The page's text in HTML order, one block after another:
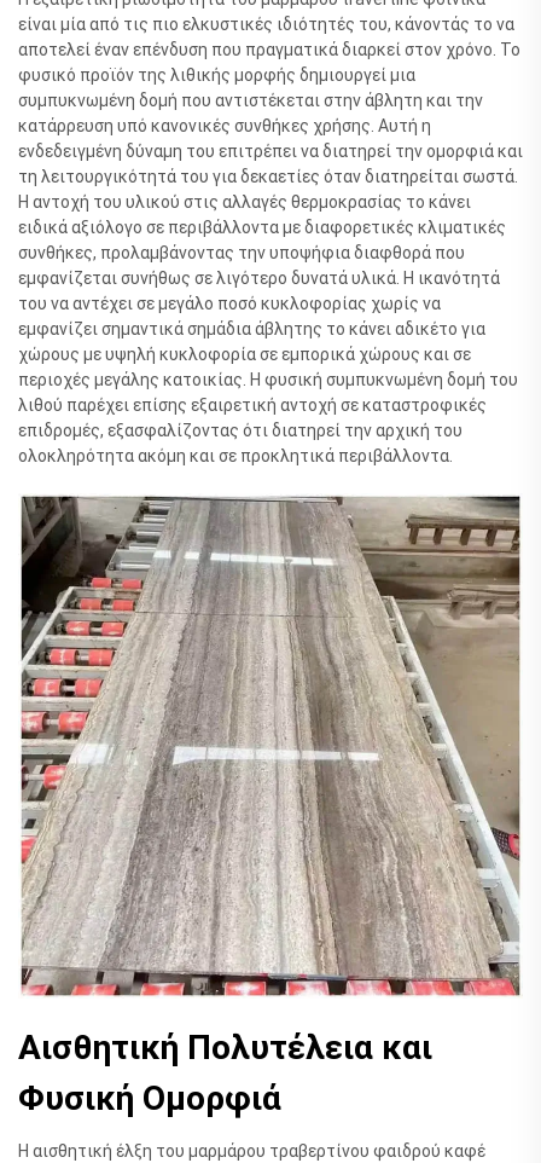
είναι μία από τις πιο ελκυστικές ιδιότητές του, κάνοντάς το να
αποτελεί έναν επένδυση που πραγματικά διαρκεί στον χρόνο. Το
φυσικό προϊόν της λιθικής μορφής δημιουργεί μια
συμπυκνωμένη δομή που αντιστέκεται στην άβλητη και την
κατάρρευση υπό κανονικές συνθήκες χρήσης. Αυτή η
ενδεδειγμένη δύναμη του επιτρέπει να διατηρεί την ομορφιά και
τη λειτουργικότητά του για δεκαετίες όταν διατηρείται σωστά.
Η αντοχή του υλικού στις αλλαγές θερμοκρασίας το κάνει
ειδικά αξιόλογο σε περιβάλλοντα με διαφορετικές κλιματικές
συνθήκες, προλαμβάνοντας την υποψήφια διαφθορά που
εμφανίζεται συνήθως σε λιγότερο δυνατά υλικά. Η ικανότητά
του να αντέχει σε μεγάλο ποσό κυκλοφορίας χωρίς να
εμφανίζει σημαντικά σημάδια άβλητης το κάνει αδικέτο για
χώρους με υψηλή κυκλοφορία σε εμπορικά χώρους και σε
περιοχές μεγάλης κατοικίας. Η φυσική συμπυκνωμένη δομή του
λιθού παρέχει επίσης εξαιρετική αντοχή σε καταστροφικές
επιδρομές, εξασφαλίζοντας ότι διατηρεί την αρχική του
ολοκληρότητα ακόμη και σε προκλητικά περιβάλλοντα.
Αισθητική Πολυτέλεια και
Φυσική Ομορφιά
Η αισθητική έλξη του μαρμάρου τραβερτίνου φαιδρού καφέ